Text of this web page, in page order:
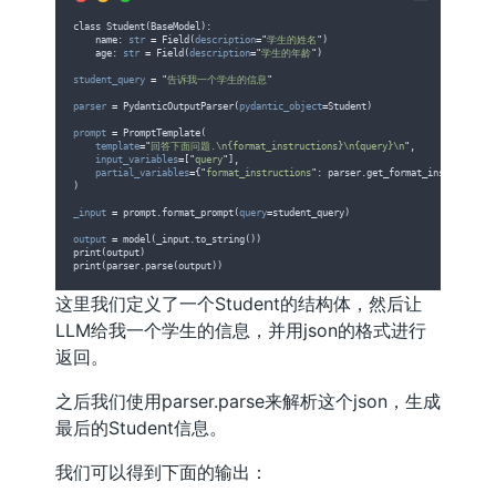
class Student(BaseModel):
    name:
str = Field(description="学生的姓名 " )
    age:
str = Field(description="学生的年龄" )
student_query = "告诉我一个学生的信息 "
parser = PydanticOutputParser( pydantic_object=Student)
prompt = PromptTemplate(
template=" 回答下面问题.\n{format_instructions}\n{query}\n"
input_variables= "query"
partial_variables={ " format_instructions" :
)
_input = prompt.format_prompt(query=student_query)
output = model(_input.to_string())
print(output)
print(parser.parse(output))
这里我们定义了一个Student的结构体，然后让
LLM给我一个学生的信息，并用json的格式进行
返回。
之后我们使用parser.parse来解析这个json，生成
最后的Student信息。
我们可以得到下面的输出：